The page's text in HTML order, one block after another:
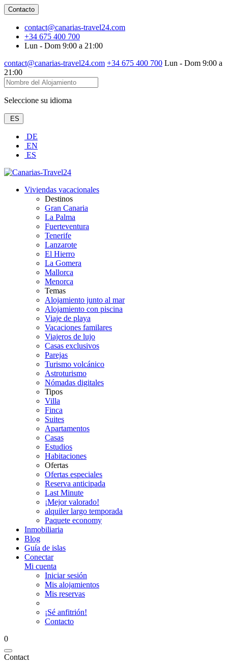
Contacto
contact@canarias-travel24.com
+34 675 400 700
Lun - Dom 9:00 a 21:00
contact@canarias-travel24.com +34 675 400 700 Lun - Dom 9:00 a
21:00
Seleccione su idioma
ES
DE
EN
ES
Viviendas vacacionales
Destinos
Gran Canaria
La Palma
Fuerteventura
Tenerife
Lanzarote
El Hierro
La Gomera
Mallorca
Menorca
Temas
Alojamiento junto al mar
Alojamiento con piscina
Viaje de playa
Vacaciones familares
Viajeros de lujo
Casas exclusivos
Parejas
Turismo volcánico
Astroturismo
Nómadas digitales
Tipos
Villa
Finca
Suites
Apartamentos
Casas
Estudios
Habitaciones
Ofertas
Ofertas especiales
Reserva anticipada
Last Minute
¡Mejor valorado!
alquiler largo temporada
Paquete economy
Inmobiliaria
Blog
Guía de islas
Conectar
Mi cuenta
Iniciar sesión
Mis alojamientos
Mis reservas
¡Sé anfitrión!
Contacto
0
Contact